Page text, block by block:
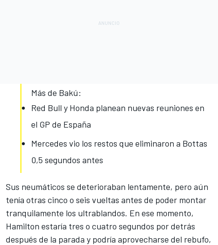
Más de Bakú:
Red Bull y Honda planean nuevas reuniones en
el GP de España
Mercedes vio los restos que eliminaron a Bottas
0,5 segundos antes
Sus neumáticos se deterioraban lentamente, pero aún
tenía otras cinco o seis vueltas antes de poder montar
tranquilamente los ultrablandos. En ese momento,
Hamilton estaría tres o cuatro segundos por detrás
después de la parada y podría aprovecharse del rebufo,